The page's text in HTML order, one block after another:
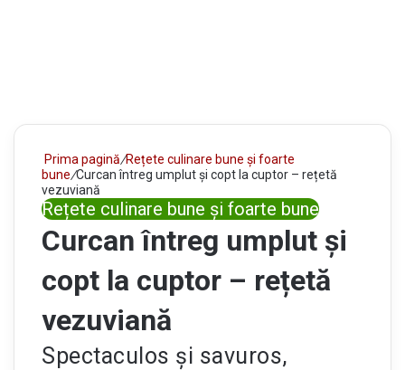
Prima pagină/Rețete culinare bune și foarte
bune/Curcan întreg umplut și copt la cuptor – rețetă
vezuviană
Rețete culinare bune și foarte bune
Curcan întreg umplut și
copt la cuptor – rețetă
vezuviană
Spectaculos și savuros,